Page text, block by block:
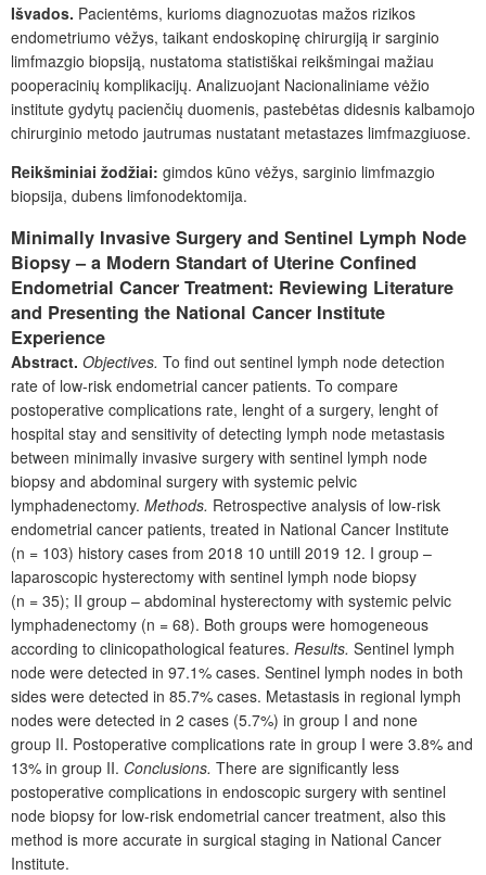
Išvados. Pacientėms, kurioms diagnozuotas mažos rizikos
endometriumo vėžys, taikant endoskopinę chirurgiją ir sarginio
limfmazgio biopsiją, nustatoma statistiškai reikšmingai mažiau
pooperacinių komplikacijų. Analizuojant Nacionaliniame vėžio
institute gydytų pacienčių duomenis, pastebėtas didesnis kalbamojo
chirurginio metodo jautrumas nustatant metastazes limfmazgiuose.
Reikšminiai žodžiai: gimdos kūno vėžys, sarginio limfmazgio
biopsija, dubens limfonodektomija.
Minimally Invasive Surgery and Sentinel Lymph Node
Biopsy – a Modern Standart of Uterine Confined
Endometrial Cancer Treatment: Reviewing Literature
and Presenting the National Cancer Institute
Experience
Abstract. Objectives. To find out sentinel lymph node detection
rate of low-risk endometrial cancer patients. To compare
postoperative complications rate, lenght of a surgery, lenght of
hospital stay and sensitivity of detecting lymph node metastasis
between minimally invasive surgery with sentinel lymph node
biopsy and abdominal surgery with systemic pelvic
lymphadenectomy. Methods. Retrospective analysis of low-risk
endometrial cancer patients, treated in National Cancer Institute
(n = 103) history cases from 2018 10 untill 2019 12. I group –
laparoscopic hysterectomy with sentinel lymph node biopsy
(n = 35); II group – abdominal hysterectomy with systemic pelvic
lymphadenectomy (n = 68). Both groups were homogeneous
according to clinicopathological features. Results. Sentinel lymph
node were detected in 97.1% cases. Sentinel lymph nodes in both
sides were detected in 85.7% cases. Metastasis in regional lymph
nodes were detected in 2 cases (5.7%) in group I and none
group II. Postoperative complications rate in group I were 3.8% and
13% in group II. Conclusions. There are significantly less
postoperative complications in endoscopic surgery with sentinel
node biopsy for low-risk endometrial cancer treatment, also this
method is more accurate in surgical staging in National Cancer
Institute.